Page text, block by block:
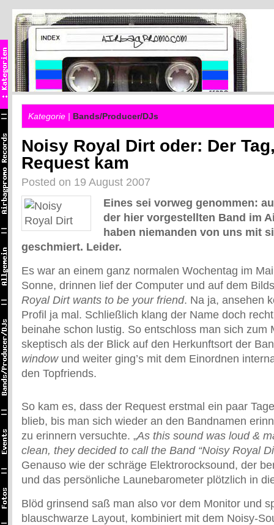
Kategorie | Bands/Producer/DJs
Noisy Royal Dirt oder: Der
Request kam
Posted on 19 August 2007
Eines sei vorweg genommen:
der hier vorgestellten Band im
haben niemanden von uns mit
geschmiert. Leider.
Es war an einem ganz normalen Wochentag im
Sonne, drinnen lief der Computer und auf dem
Royal Dirt wants to be your friend. Na ja, ansehen
Profil ja mal. Schließlich klang der Name doch
beinahe schon lustig. So entschloss man sich zum
skeptisch als der Blick auf den Herkunftsort der
windowund weiter ging’s mit dem Einordnen
den Topfriends.
So kam es, dass der Request erstmal ein paar
blieb, bis man sich wieder an den Bandnamen
zu erinnern versuchte. „As this sound was loud &
clean, they decided to call the Band “Noisy Royal
Genauso wie der schräge Elektrorocksound, der
und das persönliche Launebarometer plötzlich in
Blöd grinsend saß man also vor dem Monitor und
blauschwarze Layout, kombiniert mit dem Noisy-